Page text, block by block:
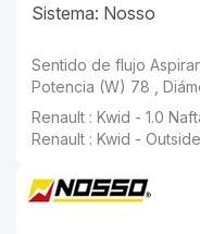
Sistema: Nosso
Sentido de flujo Aspirante ,
Renault : Kwid -